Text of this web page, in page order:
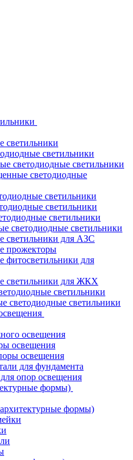
светильники
светильники
светодиодные светильники
светодиодные
светильники
светильники
светильники
светодиодные светильники
светильники для АЗС
прожекторы
фитосветильники для
светильники для ЖКХ
светильники
светодиодные светильники
освещения
освещения
освещения
для фундамента
опор освещения
формы)
формы)